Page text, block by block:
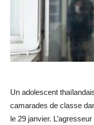
Un adolescent
camarades de classe
le 29 janvier.